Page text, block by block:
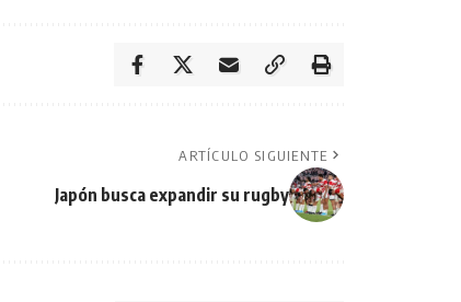
ARTÍCULO SIGUIENTE
Japón busca expandir su rugby